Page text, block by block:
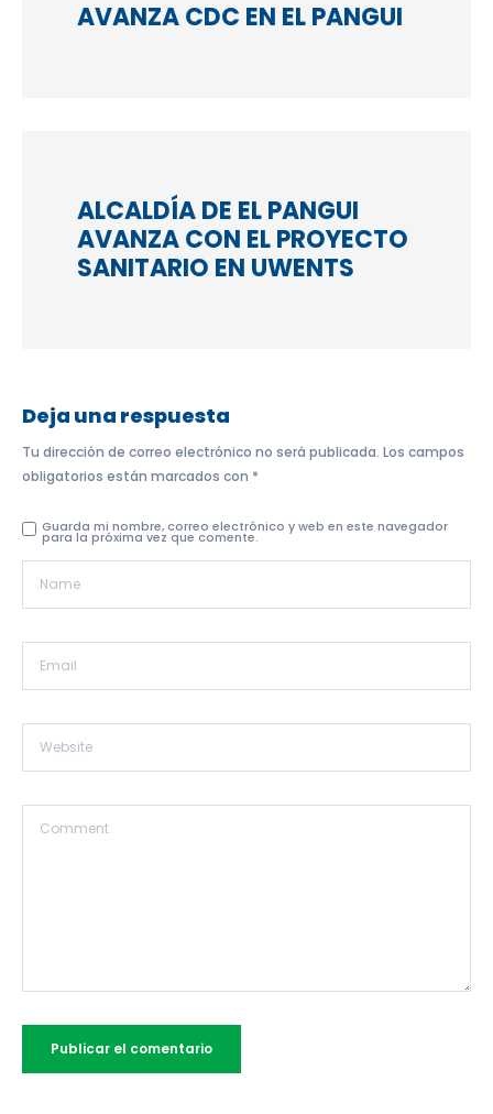
AVANZA CDC EN EL PANGUI
ALCALDÍA DE EL PANGUI
AVANZA CON EL PROYECTO
SANITARIO EN UWENTS
Deja una respuesta
Tu dirección de correo electrónico no será publicada. Los campos
obligatorios están marcados con *
Guarda mi nombre, correo electrónico y web en este navegador
para la próxima vez que comente.